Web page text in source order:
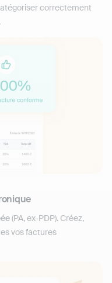
correctement
(PA, ex-PDP). Créez,
vos factures